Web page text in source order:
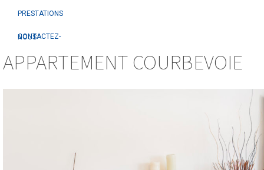
PRESTATIONS
CONTACTEZ-NOUS
APPARTEMENT COURBEVOIE